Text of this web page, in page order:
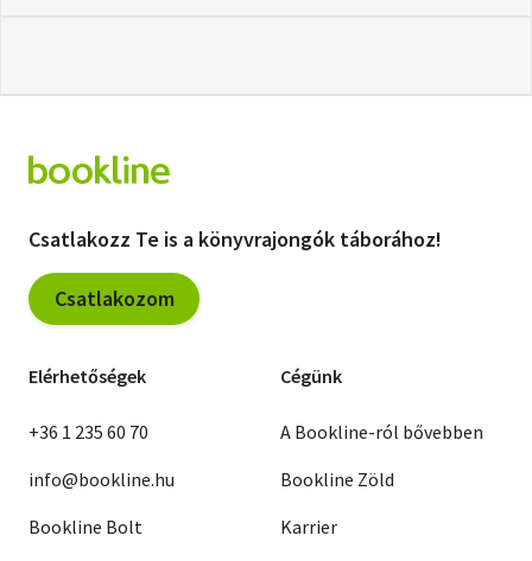
Csatlakozz Te is a könyvrajongók táborához!
Csatlakozom
Elérhetőségek
+36 1 235 60 70
info@bookline.hu
Bookline Bolt
Cégünk
A Bookline-ról bővebben
Bookline Zöld
Karrier